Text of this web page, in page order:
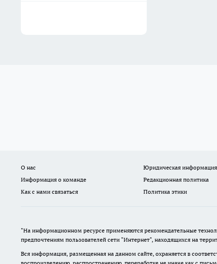
О нас
Юридическая информация
Информация о команде
Редакционная политика
Как с нами связаться
Политика этики
"На информационном ресурсе применяются рекомендательные
предпочтениям пользователей сети "Интернет", находящихся на
Вся информация, размещенная на данном сайте, охраняется в